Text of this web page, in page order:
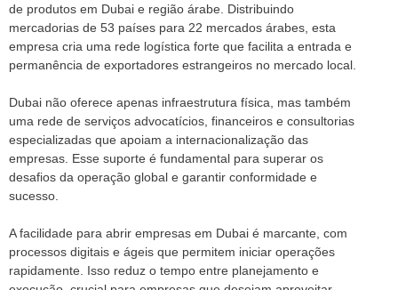
de produtos em Dubai e região árabe. Distribuindo
mercadorias de 53 países para 22 mercados árabes, esta
empresa cria uma rede logística forte que facilita a entrada e
permanência de exportadores estrangeiros no mercado local.
Dubai não oferece apenas infraestrutura física, mas também
uma rede de serviços advocatícios, financeiros e consultorias
especializadas que apoiam a internacionalização das
empresas. Esse suporte é fundamental para superar os
desafios da operação global e garantir conformidade e
sucesso.
A facilidade para abrir empresas em Dubai é marcante, com
processos digitais e ágeis que permitem iniciar operações
rapidamente. Isso reduz o tempo entre planejamento e